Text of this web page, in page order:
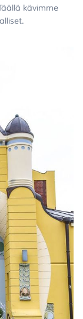
kävimme